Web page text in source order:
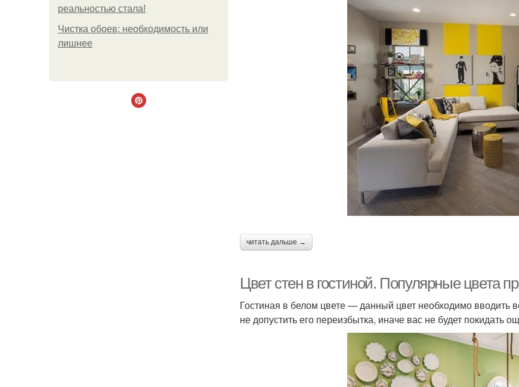
реальностью стала!
Чистка обоев: необходимость или
лишнее
читать дальше →
Цвет стен в гостиной. Популярные цвета
Гостиная в белом цвете — данный цвет необходимо вводить
не допустить его переизбытка, иначе вас не будет покидать